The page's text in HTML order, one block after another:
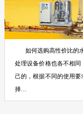
如何选购高性价比的水
处理设备价格也各不相
己的，根据不同的使用
择…